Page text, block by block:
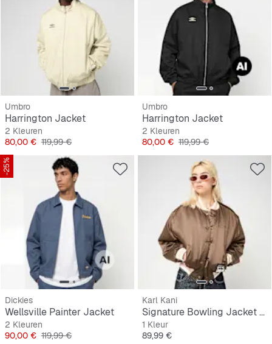
Umbro
Harrington Jacket
2 Kleuren
Prijs
80,00 € Originele Prijs
119,99 €
Umbro
Harrington Jacket
2 Kleuren
Prijs
80,00 € Originele Prijs
119,99 €
-25%
Dickies
Wellsville Painter Jacket
2 Kleuren
Prijs
90,00 € Originele Prijs
119,99 €
Karl Kani
Signature Bowling Jacket Brown
1 Kleur
Prijs
89,99 €